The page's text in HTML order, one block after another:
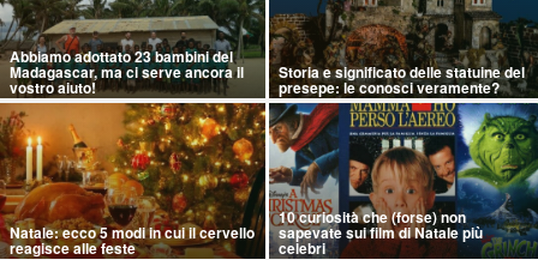
Abbiamo adottato 23 bambini del
Madagascar, ma ci serve ancora il
vostro aiuto!
Storia e significato delle statuine del
presepe: le conosci veramente?
Natale: ecco 5 modi in cui il cervello
reagisce alle feste
10 curiosità che (forse) non
sapevate sui film di Natale più
celebri